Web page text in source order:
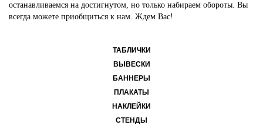
останавливаемся на достигнутом, но только набираем обороты. Вы
всегда можете приобщиться к нам. Ждем Вас!
ТАБЛИЧКИ
ВЫВЕСКИ
БАННЕРЫ
ПЛАКАТЫ
НАКЛЕЙКИ
СТЕНДЫ